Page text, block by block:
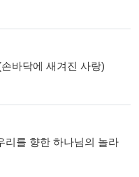
바닥에 새겨진 사랑)
리를 향한 하나님의 놀라